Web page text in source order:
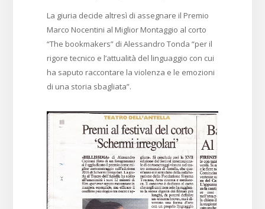
La giuria decide altresì di assegnare il Premio
Marco Nocentini al Miglior Montaggio al corto
“The bookmakers” di Alessandro Tonda “per il
rigore tecnico e l’attualità del linguaggio con cui
ha saputo raccontare la violenza e le emozioni
di una storia sbagliata”.